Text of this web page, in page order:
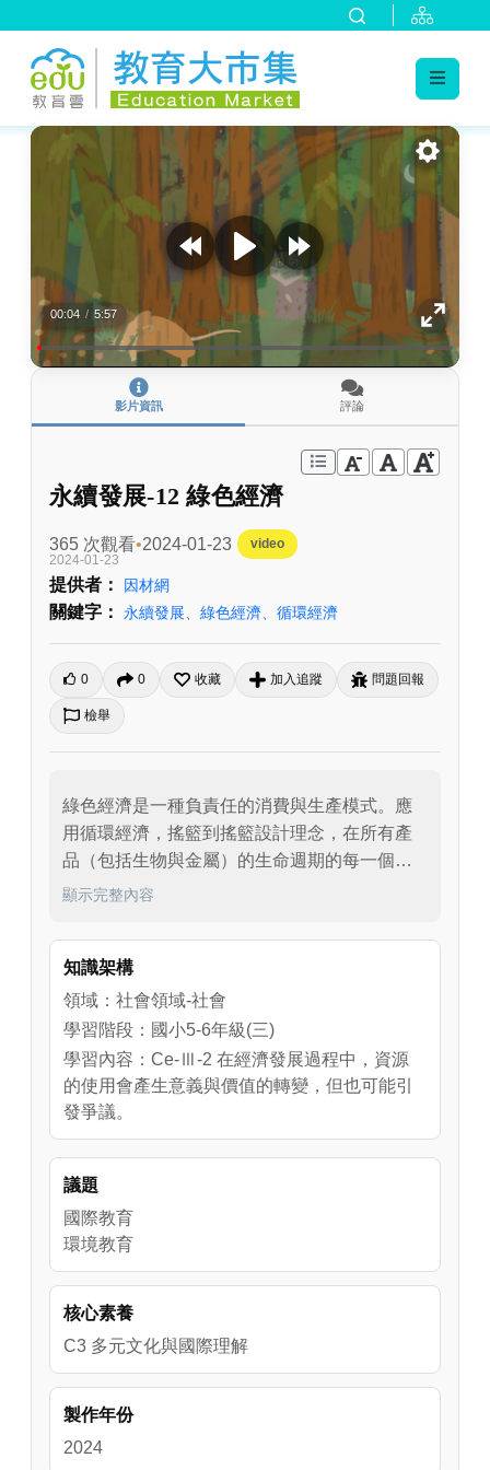
:::
00:04 / 5:57
影片資訊 評論
永續發展-12 綠色經濟
365 次觀看 2024-01-23
video
2024-01-23
提供者： 因材網
關鍵字： 永續發展 綠色經濟 循環經濟
0 0 收藏 加入追蹤 問題回報
檢舉
綠色經濟是一種負責任的消費與生產模式。應
用循環經濟，搖籃到搖籃設計理念，在所有產
品（包括生物與金屬）的生命週期的每一個階
段，生產端都能掌握物質材料使用的生態效率
減少資源使用、提升資源循環廢棄物回收。
顯示完整內容
知識架構
領域：社會領域-社會
學習階段：國小5-6年級(三)
學習內容：Ce-Ⅲ-2 在經濟發展過程中，資源
的使用會產生意義與價值的轉變，但也可能引
發爭議。
議題
國際教育
環境教育
核心素養
C3 多元文化與國際理解
製作年份
2024